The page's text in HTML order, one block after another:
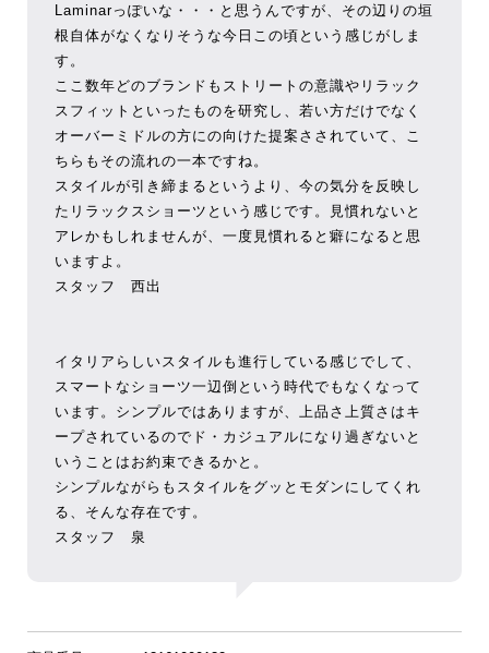
Laminarっぽいな・・・と思うんですが、その辺りの垣
根自体がなくなりそうな今日この頃という感じがしま
す。
ここ数年どのブランドもストリートの意識やリラック
スフィットといったものを研究し、若い方だけでなく
オーバーミドルの方にの向けた提案さされていて、こ
ちらもその流れの一本ですね。
スタイルが引き締まるというより、今の気分を反映し
たリラックスショーツという感じです。見慣れないと
アレかもしれませんが、一度見慣れると癖になると思
いますよ。
スタッフ 西出
イタリアらしいスタイルも進行している感じでして、
スマートなショーツ一辺倒という時代でもなくなって
います。シンプルではありますが、上品さ上質さはキ
ープされているのでド・カジュアルになり過ぎないと
いうことはお約束できるかと。
シンプルながらもスタイルをグッとモダンにしてくれ
る、そんな存在です。
スタッフ 泉